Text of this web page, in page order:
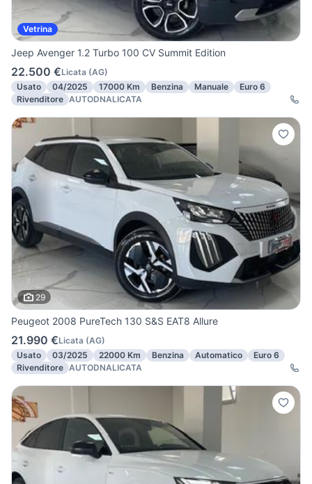
Vetrina
Jeep Avenger 1.2 Turbo 100 CV Summit Edition
22.500 €Licata (AG)
Usato
04/2025 17000 Km Benzina Manuale
Euro 6
Rivenditore AUTODNALICATA
29
Peugeot 2008 PureTech 130 S&S EAT8 Allure
21.990 €Licata (AG)
Usato
03/2025 22000 Km Benzina Automatico
Euro 6
Rivenditore AUTODNALICATA